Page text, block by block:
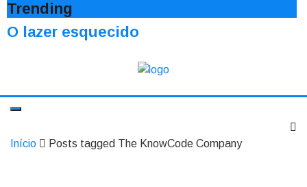
Trending
O lazer esquecido
Início Posts tagged The KnowCode Company